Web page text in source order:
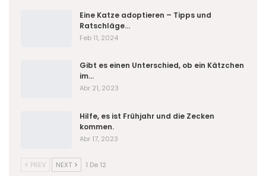
Eine Katze adoptieren – Tipps und
Ratschläge…
Feb 11, 2024
Gibt es einen Unterschied, ob ein Kätzchen
im…
Abr 21, 2023
Hilfe, es ist Frühjahr und die Zecken
kommen.
Abr 17, 2023
PREV NEXT 1 De 12